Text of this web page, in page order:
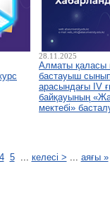
28.11.2025
Алматы қаласы
бастауыш
арасындағы IV
байқауының
мектебі»
4 5... келесі > ... аяғы »